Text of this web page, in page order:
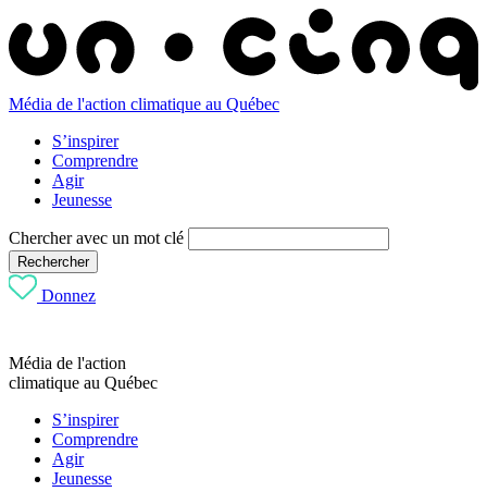
Média de l'action climatique au Québec
S’inspirer
Comprendre
Agir
Jeunesse
Chercher avec un mot clé
Rechercher
Donnez
Média de l'action
climatique au Québec
S’inspirer
Comprendre
Agir
Jeunesse